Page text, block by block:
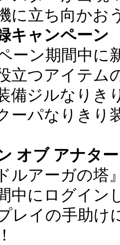
に立ち向かお
キャンペーン
ーン期間中に
立つアイテム
備ジルなりき
ーパなりきり
オブ アナター
ルアーガの塔
中にログイン
レイの手助け